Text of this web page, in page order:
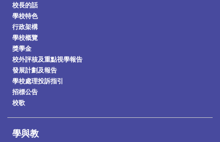
校長的話
學校特色
行政架構
學校概覽
獎學金
校外評核及重點視學報告
發展計劃及報告
學校處理投訴指引
招標公告
校歌
學與教